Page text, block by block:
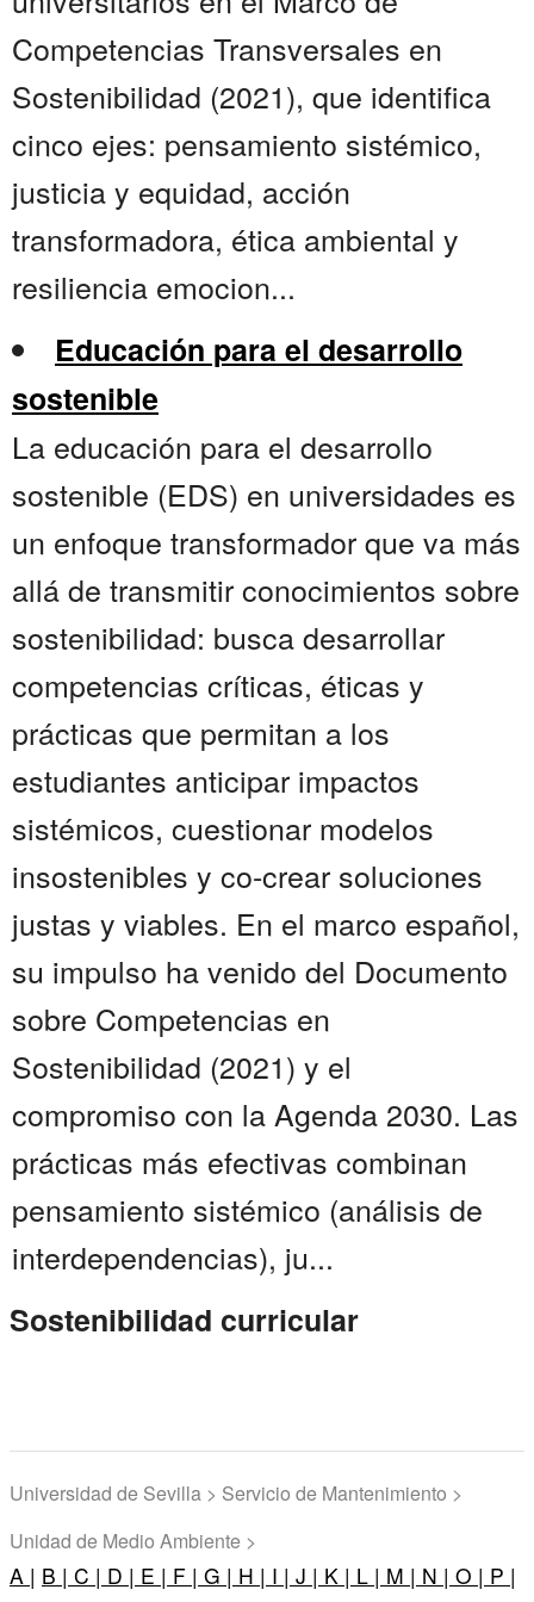
Competencias Transversales en
Sostenibilidad (2021), que identifica
cinco ejes: pensamiento sistémico,
justicia y equidad, acción
transformadora, ética ambiental y
resiliencia emocion...
Educación para el desarrollo
sostenible
La educación para el desarrollo
sostenible (EDS) en universidades es
un enfoque transformador que va más
allá de transmitir conocimientos sobre
sostenibilidad: busca desarrollar
competencias críticas, éticas y
prácticas que permitan a los
estudiantes anticipar impactos
sistémicos, cuestionar modelos
insostenibles y co-crear soluciones
justas y viables. En el marco español,
su impulso ha venido del Documento
sobre Competencias en
Sostenibilidad (2021) y el
compromiso con la Agenda 2030. Las
prácticas más efectivas combinan
pensamiento sistémico (análisis de
interdependencias), ju...
Sostenibilidad curricular
Universidad de Sevilla > Servicio de Mantenimiento >
Unidad de Medio Ambiente >
A | B | C | D | E | F | G | H | I | J | K | L | M | N | O | P |